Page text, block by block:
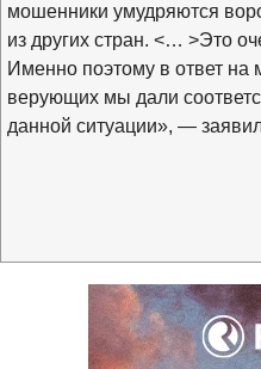
мошенники умудряются
из других стран. <… >Это
Именно поэтому в ответ
верующих мы дали
данной ситуации», —